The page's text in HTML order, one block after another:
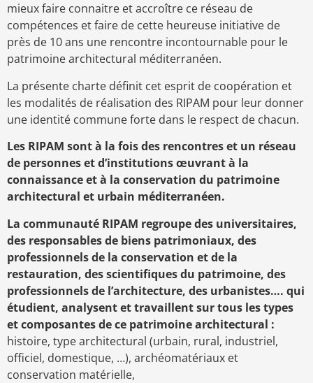
mieux faire connaitre et accroître ce réseau de
compétences et faire de cette heureuse initiative de
près de 10 ans une rencontre incontournable pour le
patrimoine architectural méditerranéen.
La présente charte définit cet esprit de coopération et
les modalités de réalisation des RIPAM pour leur donner
une identité commune forte dans le respect de chacun.
Les RIPAM sont à la fois des rencontres et un réseau
de personnes et d’institutions œuvrant à la
connaissance et à la conservation du patrimoine
architectural et urbain méditerranéen.
La communauté RIPAM regroupe des universitaires,
des responsables de biens patrimoniaux, des
professionnels de la conservation et de la
restauration, des scientifiques du patrimoine, des
professionnels de l’architecture, des urbanistes…. qui
étudient, analysent et travaillent sur tous les types
et composantes de ce patrimoine architectural :
histoire, type architectural (urbain, rural, industriel,
officiel, domestique, …), archéomatériaux et
conservation matérielle,